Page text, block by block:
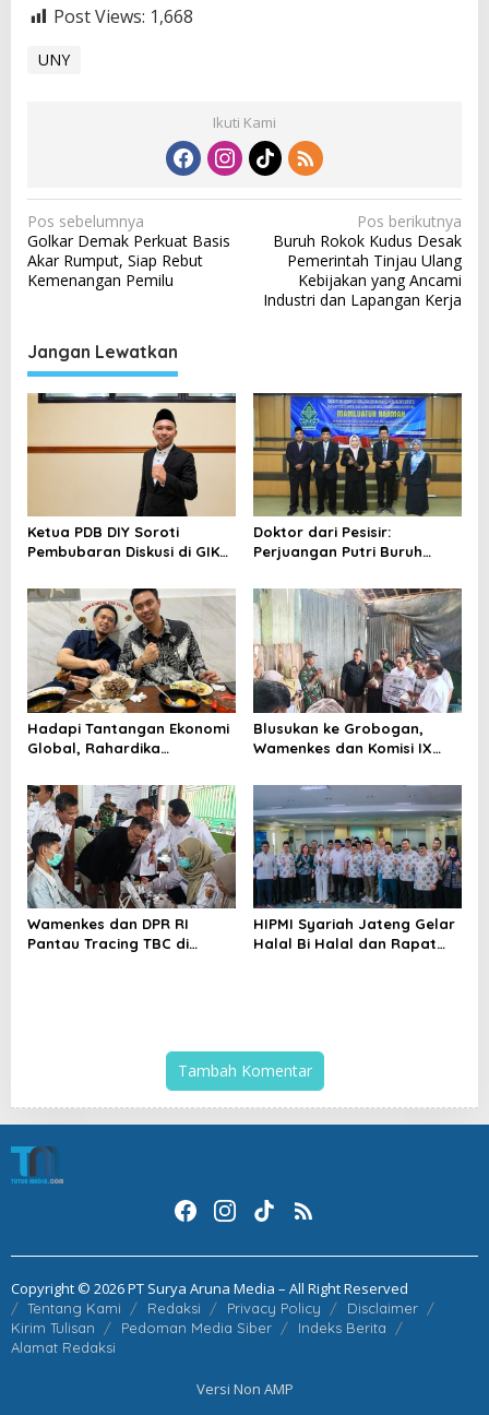
Post Views: 1,668
UNY
Ikuti Kami
N
a
v
g
a
s
p
s
Pos sebelumnya
Golkar Demak Perkuat Basis
Akar Rumput, Siap Rebut
Kemenangan Pemilu
Pos berikutnya
Buruh Rokok Kudus Desak
Pemerintah Tinjau Ulang
Kebijakan yang Ancami
Industri dan Lapangan Kerja
Jangan Lewatkan
Ketua PDB DIY Soroti
Pembubaran Diskusi di GIK
Ruang Dialog
Doktor dari Pesisir:
Perjuangan Putri Buruh
UIN Walisongo
Hadapi Tantangan Ekonomi
Global, Rahardika
Pemimpin Pengusaha Muda
Harus Mampu Merangkul
dan Berkolaborasi
Blusukan ke Grobogan,
Wamenkes dan Komisi IX
RTLH untuk Pasien TBC
Wamenkes dan DPR RI
Pantau Tracing TBC di
HIPMI Syariah Jateng Gelar
Halal Bi Halal dan Rapat
Tambah Komentar
Copyright © 2026 PT Surya Aruna Media – All Right Reserved
Tentang Kami Redaksi Privacy Policy
Disclaimer
Kirim Tulisan
Pedoman Media Siber
Indeks Berita
Alamat Redaksi
Versi Non AMP